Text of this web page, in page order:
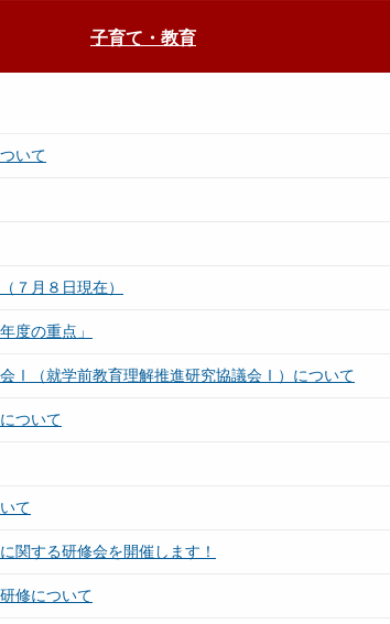
子育て・教育
いて
７月８日現在）
度の重点」
Ⅰ（就学前教育理解推進研究協議会Ⅰ）について
ついて
て
する研修会を開催します！
修について